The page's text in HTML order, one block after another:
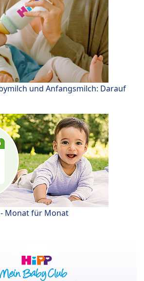
und Anfangsmilch: Darauf
Monat für Monat